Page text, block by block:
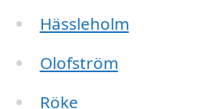
Hässleholm
Olofström
Röke